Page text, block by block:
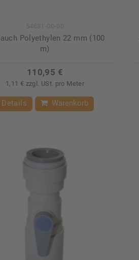
Polyethylen 22 mm (100
m)
110,95 €
1,11 € zzgl. USt. pro Meter
Details Warenkorb